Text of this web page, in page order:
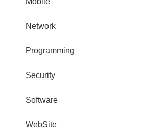
Network
Programming
Security
Software
WebSite